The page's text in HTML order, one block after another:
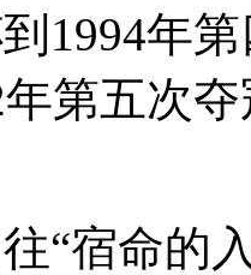
1994年
第五次
宿命的入